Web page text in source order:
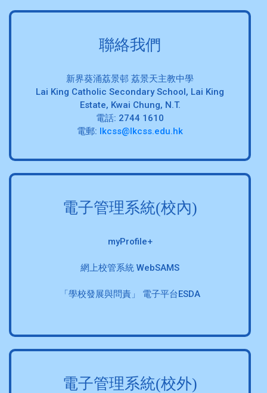
聯絡我們
新界葵涌荔景邨 荔景天主教中學
Lai King Catholic Secondary School, Lai King
Estate, Kwai Chung, N.T.
電話: 2744 1610
電郵: lkcss@lkcss.edu.hk
電子管理系統(校內)
myProfile+
網上校管系統 WebSAMS
「學校發展與問責」 電子平台ESDA
電子管理系統(校外)